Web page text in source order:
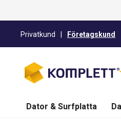
Privatkund Företagskund
Dator & Surfplatta